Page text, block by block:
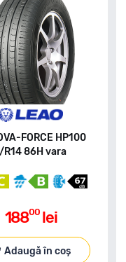
FORCE HP100
86H vara
18800 lei
Adaugă în coș